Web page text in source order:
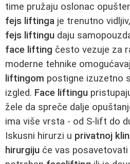
time pružaju oslonac
fejs liftinga je trenutno
fejs liftingu daju
face lifting često vezuje za
moderne tehnike
liftingom postigne izuzetno
izgled. Face liftingu
žele da spreče dalje
ima više vrsta - od S‑lift do
Iskusni hirurzi u privatnoj
hirurgiju će vas posavetovati